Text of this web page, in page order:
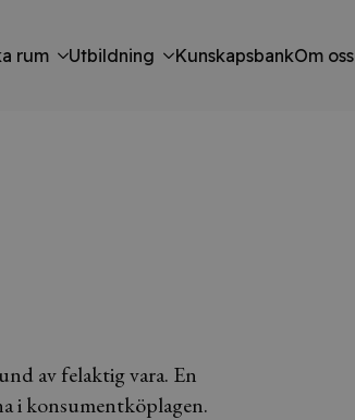
rum Utbildning KunskapsbankOm oss
av felaktig vara. En
i konsumentköplagen.